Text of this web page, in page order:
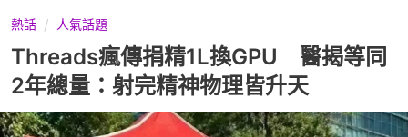
熱話 人氣話題
Threads瘋傳捐精1L換GPU 醫揭等同
2年總量：射完精神物理皆升天